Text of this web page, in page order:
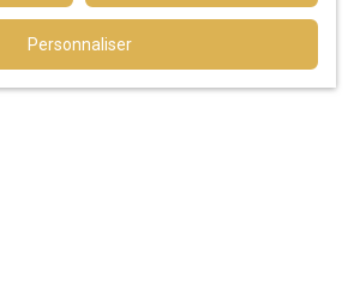
Personnaliser